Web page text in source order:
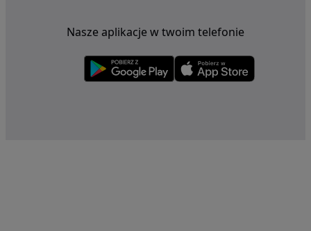
Nasze aplikacje w twoim telefonie